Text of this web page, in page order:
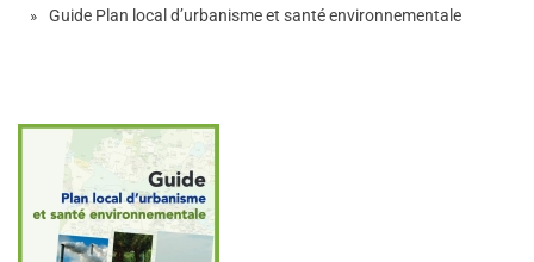
Guide Plan local d’urbanisme et santé environnementale